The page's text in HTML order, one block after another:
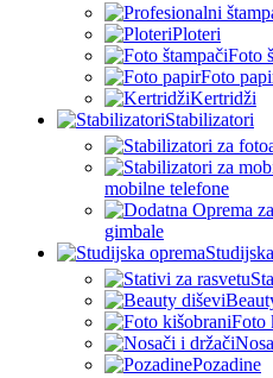
Ploteri
Foto
Foto
Kertridži
Stabilizatori
mobilne telefone
gimbale
Foto
Pozadine